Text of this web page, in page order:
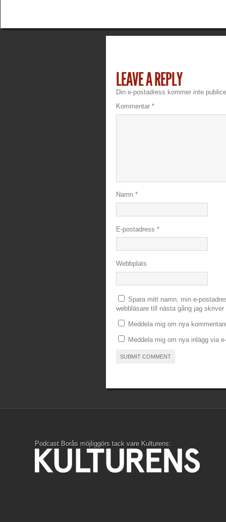
LEAVE A REPLY
Din e-postadress kommer inte
Kommentar *
Namn *
E-postadress *
Webbplats
Spara mitt namn, min e-
webbläsare till nästa gång jag skriver
Meddela mig om nya
Meddela mig om nya inlägg via
Podcast Borås möjliggörs tack vare Kulturens: